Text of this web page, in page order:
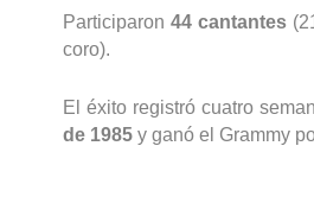
Participaron 44 cantantes
coro).
El éxito registró cuatro
de 1985y ganó el Grammy